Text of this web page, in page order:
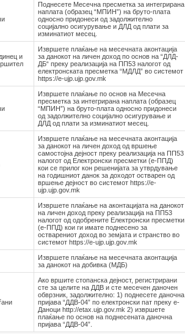
Поднесете Месечна пресметка за интегрирана
наплата (образец “МПИН”) на бруто-плата
односно придонеси од задолжително
социјално осигурување и ДЛД од плати за
изминатиот месец.
и
Извршете плаќање на месечната аконтација
за данокот на личен доход по основ на “ДЛД-
ДБ“ преку реализација на ПП53 налогот од
електронската пресметка “МДЛД” во системот
https://e-ujp.ujp.gov.mk
Извршете плаќање по основ на Месечна
пресметка за интегрирана наплата (образец
“МПИН”) на бруто-плата односно придонеси
од задолжително социјално осигурување и
ДЛД од плати за изминатиот месец.
Извршете плаќање на месечната аконтација
за данокот на личен доход од вршење
самостојна дејност преку реализација на ПП53
налогот од Електронски пресметки (е-ППД)
кои се прилог кон решенијата за утврдување
на годишниот данок за доходот остварен од
вршење дејност во системот https://e-
ujp.ujp.gov.mk
Извршете плаќање на аконтацијата на данокот
на личен доход преку реализација на ПП53
налогот од одобрените Електронски пресметки
(е-ППД) кои ги имате поднесено за
остварениот доход во земјата и странство во
системот https://e-ujp.ujp.gov.mk
Извршете плаќање на месечната аконтација
за данокот на добивка (МДБ)
Ако вршите стопанска дејност, регистрирани
сте за целите на ДДВ и сте месечен даночен
обврзник, задолжително: 1) поднесете даночна
пријава “ДДВ-04” по електронски пат преку е-
Даноци http://etax.ujp.gov.mk 2) извршете
плаќање по основ на поднесената даночна
пријава “ДДВ-04”.